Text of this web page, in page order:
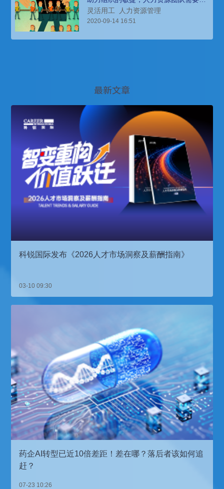
哪些调整？
灵活用工 人力资源管理
2020-09-14 16:51
最新文章
科锐国际发布《2026人才市场洞察及薪酬指南》
03-10 09:30
药企AI转型已近10倍差距！差在哪？落后者该如何追
赶？
07-23 10:26